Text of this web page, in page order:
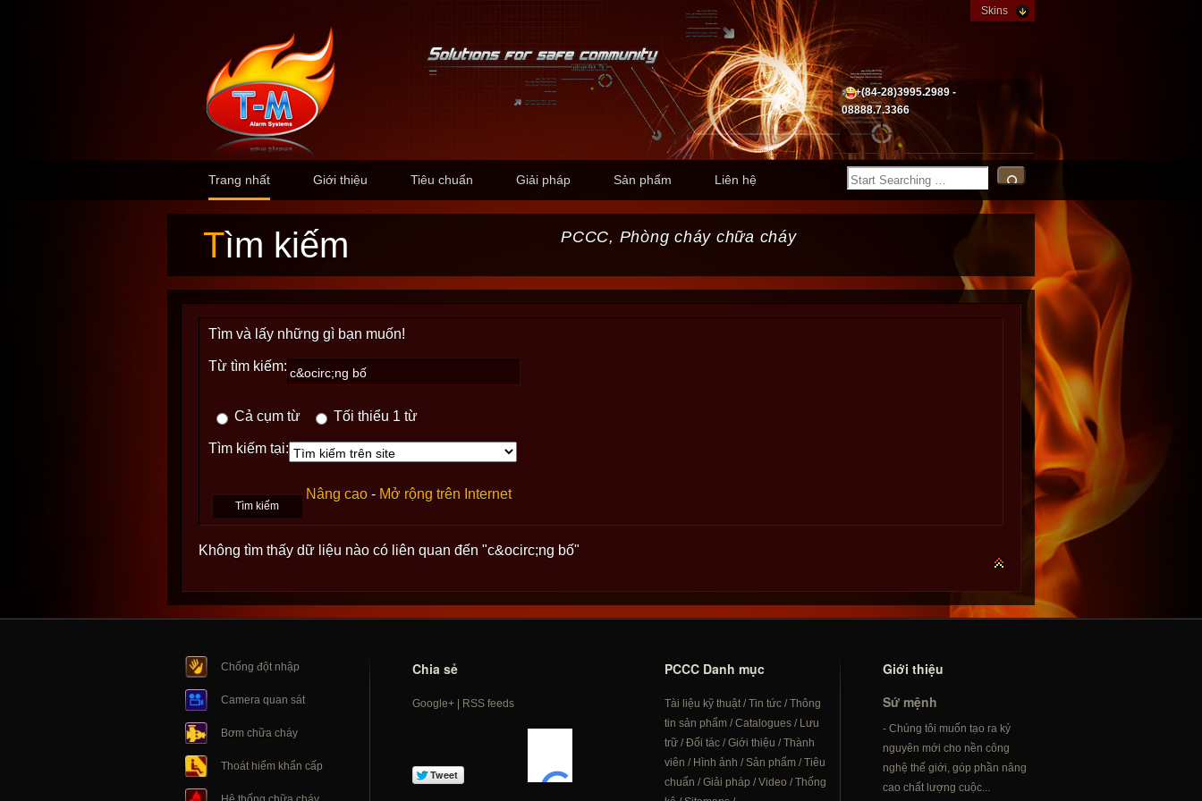
Skins
+(84-28)3995.2989 -
08888.7.3366
Trang nhất Giới thiệu Tiêu chuẩn Giải pháp Sản phẩm Liên hệ
Tìm kiếm PCCC, Phòng cháy chữa cháy
Tìm và lấy những gì bạn muốn!
Từ tìm kiếm:
Cả cụm từ Tối thiểu 1 từ
Tìm kiếm tại:
Nâng cao - Mở rộng trên Internet
Không tìm thấy dữ liệu nào có liên quan đến "c&ocirc;ng bố"
Chống đột nhập
Camera quan sát
Bơm chữa cháy
Thoát hiểm khẩn cấp
Chia sẻ
Google+| RSS feeds
PCCC Danh mục
Tài liệu kỹ thuật/Tin tức/Thông
tin sản phẩm/Catalogues/ Lưu
trữ/Đối tác/Giới thiệu /Thành
viên / Hình ảnh /Sản phẩm/Tiêu
chuẩn /Giải pháp /Video /Thống
Giới thiệu
Sứ mệnh
- Chúng tôi muốn tạo ra kỷ
nguyên mới cho nền công
nghệ thế giới, góp phần nâng
cao chất lượng cuộc...